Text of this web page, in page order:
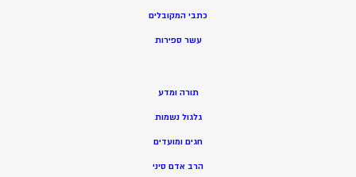
כתבי המקובלים
עשר ספירות
תורה ומדע
גלגול נשמות
חגים ומועדים
הרב אדם סיני